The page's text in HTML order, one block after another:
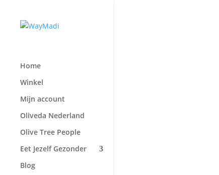
Home
Winkel
Mijn account
Oliveda Nederland
Olive Tree People
Eet Jezelf Gezonder
Blog